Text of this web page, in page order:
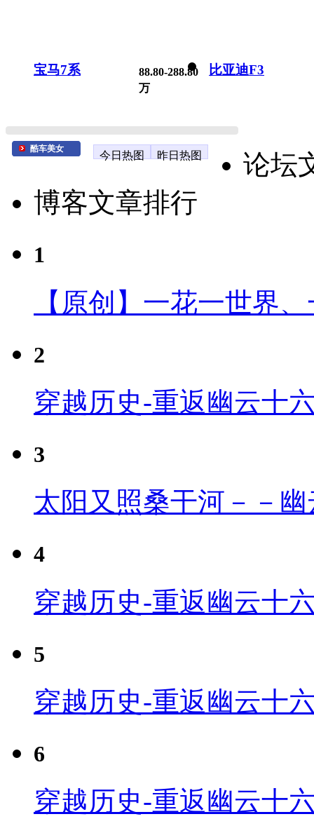
宝马7系
88.80-288.80
万
比亚迪F3
酷车美女
今日热图 昨日热图
论坛
博客文章排行
1
【原创】一花一世界
2
穿越历史-重返幽云十
3
太阳又照桑干河－－
4
穿越历史-重返幽云十
5
穿越历史-重返幽云十
6
穿越历史-重返幽云十